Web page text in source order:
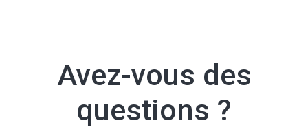
Avez-vous des
questions ?